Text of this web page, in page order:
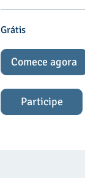
Grátis
Comece agora
Participe